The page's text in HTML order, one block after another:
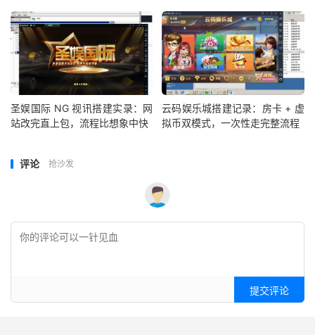
圣娱国际 NG 视讯搭建实录：网
站改完直上包，流程比想象中快
云码娱乐城搭建记录：房卡 + 虚
拟币双模式，一次性走完整流程
评论 抢沙发
提交评论